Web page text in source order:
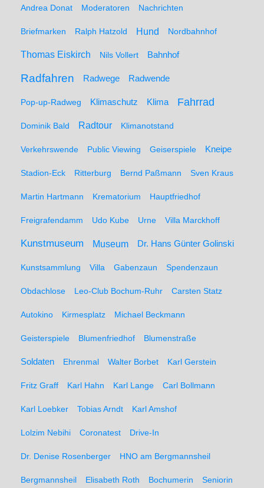
Andrea Donat Moderatoren Nachrichten
Briefmarken Ralph Hatzold Hund Nordbahnhof
Thomas Eiskirch Nils Vollert Bahnhof
Radfahren Radwege Radwende
Pop-up-Radweg Klimaschutz Klima Fahrrad
Dominik Bald Radtour Klimanotstand
Verkehrswende Public Viewing Geiserspiele Kneipe
Stadion-Eck Ritterburg Bernd Paßmann Sven Kraus
Martin Hartmann Krematorium Hauptfriedhof
Freigrafendamm Udo Kube Urne Villa Marckhoff
Kunstmuseum Museum Dr. Hans Günter Golinski
Kunstsammlung Villa Gabenzaun Spendenzaun
Obdachlose Leo-Club Bochum-Ruhr Carsten Statz
Autokino Kirmesplatz Michael Beckmann
Geisterspiele Blumenfriedhof Blumenstraße
Soldaten Ehrenmal Walter Borbet Karl Gerstein
Fritz Graff Karl Hahn Karl Lange Carl Bollmann
Karl Loebker Tobias Arndt Karl Amshof
Lolzim Nebihi Coronatest Drive-In
Dr. Denise Rosenberger HNO am Bergmannsheil
Bergmannsheil Elisabeth Roth Bochumerin Seniorin